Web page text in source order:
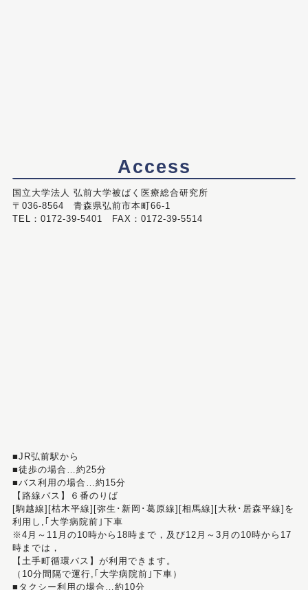
Access
国立大学法人 弘前大学被ばく医療総合研究所
〒036-8564 青森県弘前市本町66-1
TEL：0172-39-5401 FAX：0172-39-5514
■JR弘前駅から
■徒歩の場合…約25分
■バス利用の場合…約15分
【路線バス】６番のりば
[駒越線][枯木平線][弥生･新岡･葛原線][相馬線][大秋･居森平線]を
利用し,｢大学病院前｣下車
※4月～11月の10時から18時まで，及び12月～3月の10時から17
時までは，
【土手町循環バス】が利用できます。
（10分間隔で運行,｢大学病院前｣下車）
■タクシー利用の場合…約10分